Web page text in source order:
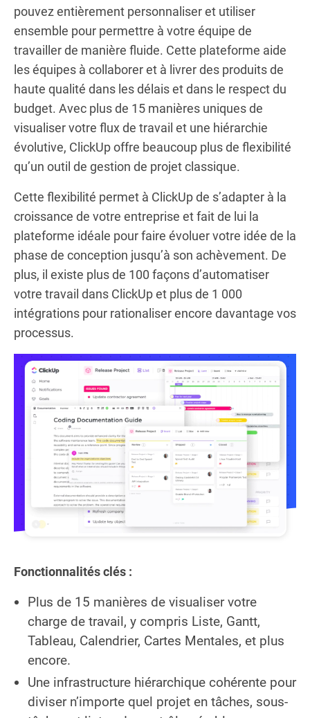
pouvez entièrement personnaliser et utiliser
ensemble pour permettre à votre équipe de
travailler de manière fluide. Cette plateforme aide
les équipes à collaborer et à livrer des produits de
haute qualité dans les délais et dans le respect du
budget. Avec plus de 15 manières uniques de
visualiser votre flux de travail et une hiérarchie
évolutive, ClickUp offre beaucoup plus de flexibilité
qu’un outil de gestion de projet classique.
Cette flexibilité permet à ClickUp de s’adapter à la
croissance de votre entreprise et fait de lui la
plateforme idéale pour faire évoluer votre idée de la
phase de conception jusqu’à son achèvement. De
plus, il existe plus de 100 façons d’automatiser
votre travail dans ClickUp et plus de 1 000
intégrations pour rationaliser encore davantage vos
processus.
Fonctionnalités clés :
Plus de 15 manières de visualiser votre
charge de travail, y compris Liste, Gantt,
Tableau, Calendrier, Cartes Mentales, et plus
encore.
Une infrastructure hiérarchique cohérente pour
diviser n’importe quel projet en tâches, sous-